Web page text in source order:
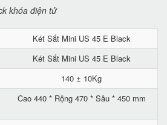
Két Sắt Mini US 45 E Black
Két Sắt Mini US 45 E Black
140 ± 10Kg
Cao 440 * Rộng 470 * Sâu * 450 mm